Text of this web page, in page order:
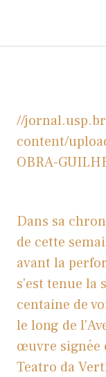
//
content/
OBRA-
Dans sa
de cette
avant la
s'est tenue la
centaine de
le long de
œuvre signée
Teatro da